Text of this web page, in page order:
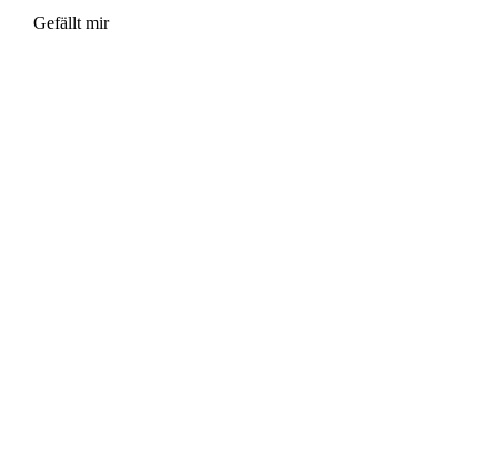
Gefällt mir